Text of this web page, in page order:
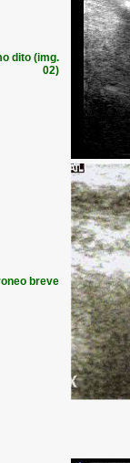
dito (img.
02)
breve